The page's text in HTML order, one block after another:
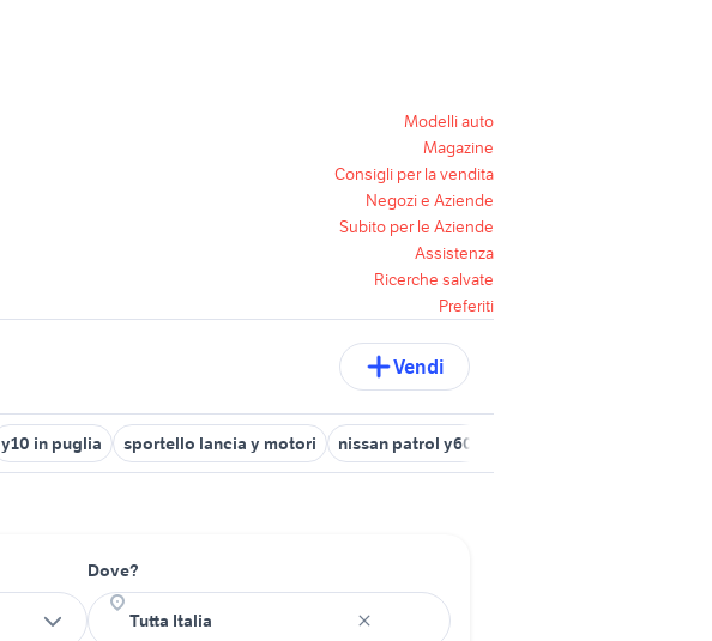
Modelli auto
Magazine
Consigli per la vendita
Negozi e Aziende
Subito per le Aziende
Assistenza
Ricerche salvate
Preferiti
Vendi
y10 in puglia sportello lancia y motori nissan patrol y60 auto
Dove?